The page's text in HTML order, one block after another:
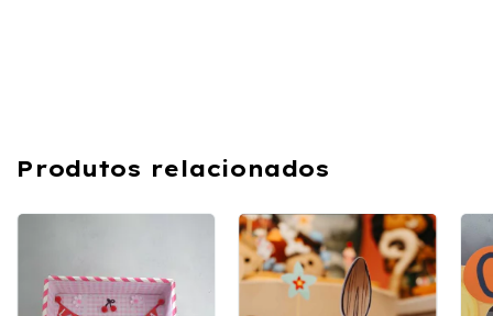
Produtos relacionados